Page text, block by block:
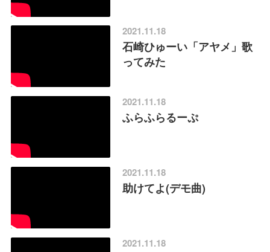
2021.11.18
石崎ひゅーい「アヤメ」歌
ってみた
2021.11.18
ふらふらるーぷ
2021.11.18
助けてよ(デモ曲)
2021.11.18